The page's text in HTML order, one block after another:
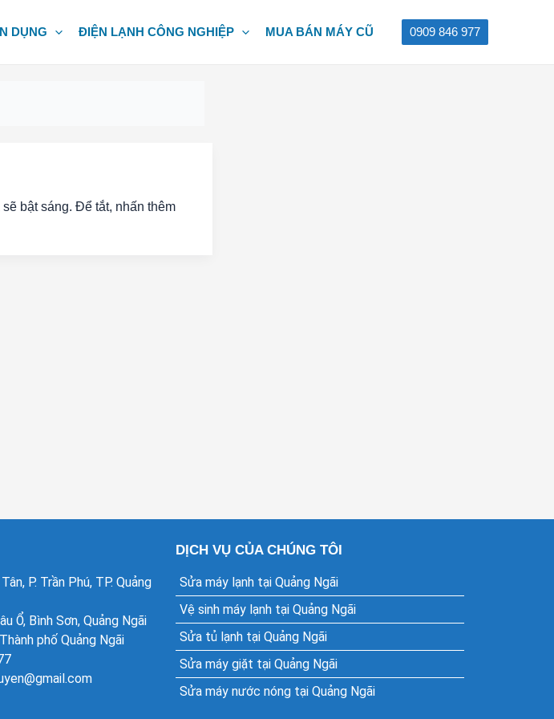
DỤNG ĐIỆN LẠNH CÔNG NGHIỆP MUA BÁN MÁY CŨ 0909 846 977
bật sáng. Để tắt, nhấn thêm
P. Trần Phú, TP. Quảng
Ổ, Bình Sơn, Quảng Ngãi
phố Quảng Ngãi
DỊCH VỤ CỦA CHÚNG TÔI
Sửa máy lạnh tại Quảng Ngãi
Vệ sinh máy lạnh tại Quảng Ngãi
Sửa tủ lạnh tại Quảng Ngãi
Sửa máy giặt tại Quảng Ngãi
Sửa máy nước nóng tại Quảng Ngãi